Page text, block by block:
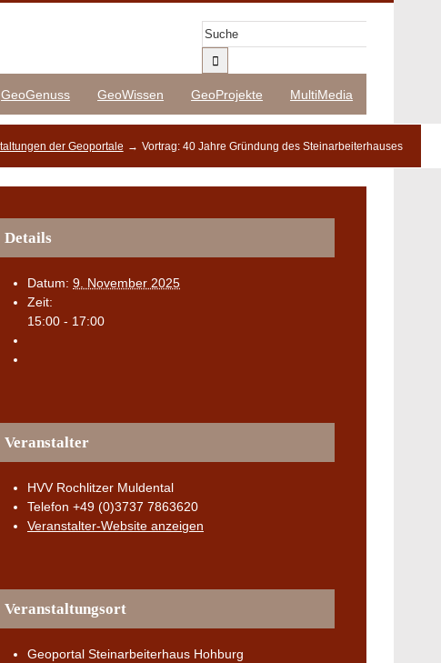
Suche
nach:
GeoGenuss GeoWissen GeoProjekte MultiMedia
der Geoportale Vortrag: 40 Jahre Gründung des Steinarbeiterhauses
Details
Datum: 9. November 2025
Zeit:
15:00 - 17:00
Veranstalter
HVV Rochlitzer Muldental
Telefon+49 (0)3737 7863620
Veranstalter-Website anzeigen
Veranstaltungsort
Geoportal Steinarbeiterhaus Hohburg